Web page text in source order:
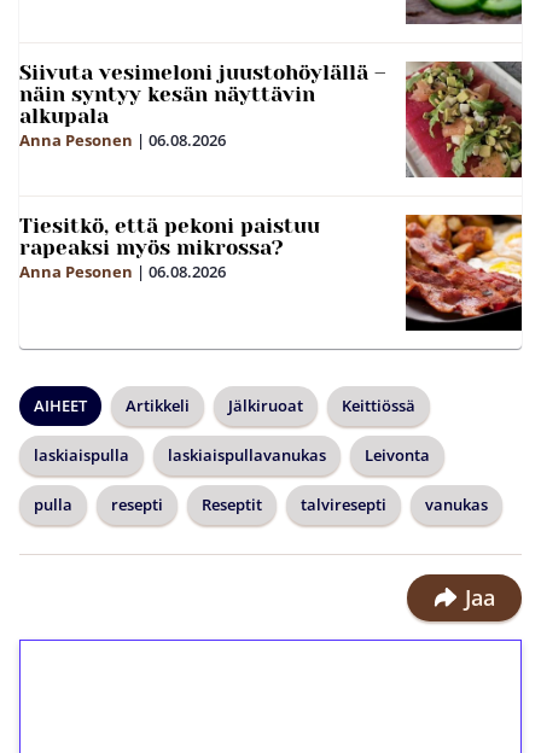
Siivuta vesimeloni juustohöylällä –
näin syntyy kesän näyttävin
alkupala
Anna Pesonen | 06.08.2026
Tiesitkö, että pekoni paistuu
rapeaksi myös mikrossa?
Anna Pesonen | 06.08.2026
AIHEET Artikkeli Jälkiruoat Keittiössä
laskiaispulla laskiaispullavanukas Leivonta
pulla resepti Reseptit talviresepti vanukas
Jaa